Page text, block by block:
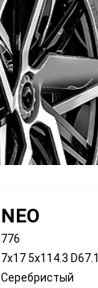
NEO
776
7x17 5x114.3
Серебристый